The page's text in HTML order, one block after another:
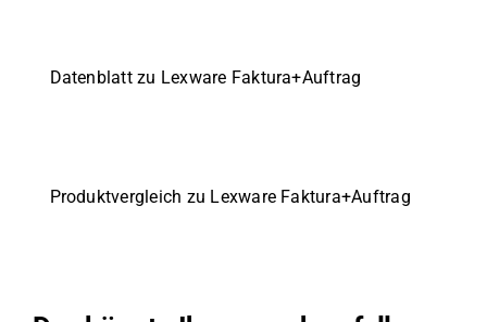
Datenblatt zu Lexware Faktura+Auftrag
Produktvergleich zu Lexware Faktura+Auftrag